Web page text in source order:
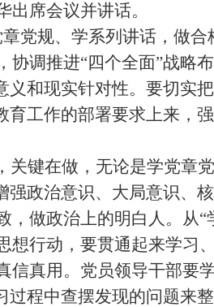
席会议并讲话。
党规、学系列讲话，做
调推进“四个全面”战略
和现实针对性。要切实
工作的部署要求上来，
关键在做，无论是学党章
强政治意识、大局意识、
，做政治上的明白人。从
想行动，要贯通起来学习
真用。党员领导干部要
过程中查摆发现的问题来